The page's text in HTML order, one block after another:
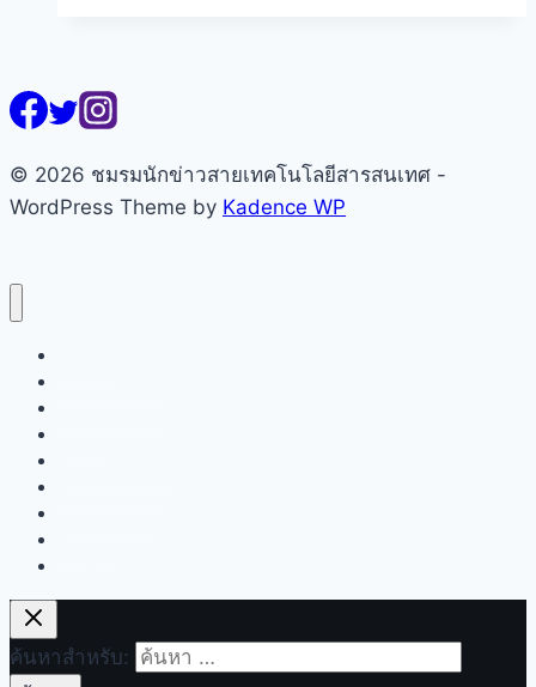
© 2026 ชมรมนักข่าวสายเทคโนโลยีสารสนเทศ -
WordPress Theme by Kadence WP
ค้นหาสำหรับ: